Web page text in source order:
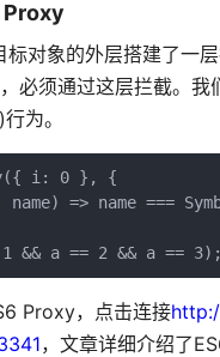
Proxy
对象的外层搭建了一
必须通过这层拦截。我
为。
i: 0 }, {
name) => name ===
1 && a == 2 && a ==
Proxy，点击连接
，文章详细介绍了